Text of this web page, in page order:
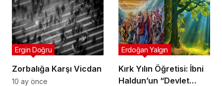
Zorbalığa Karşı Vicdan
Ergin Doğru
10 ay önce
Kırk Yılın Öğretisi: İbni
Haldun’un “Devlet
Erdoğan Yalgın